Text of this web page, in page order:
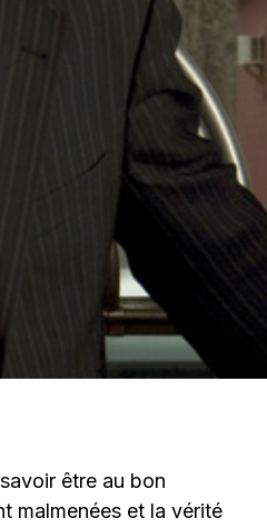
être au bon
malmenées et la vérité